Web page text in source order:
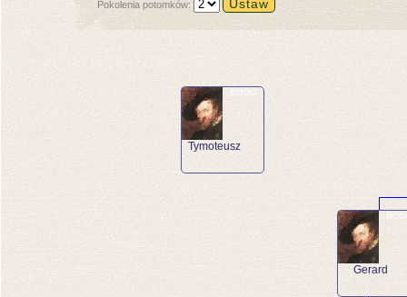
Pokolenia potomków:
RODO
Tymoteusz
Gerard